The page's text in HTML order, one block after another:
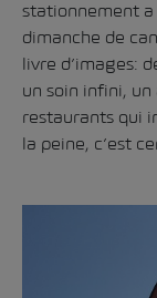
stationnement
dimanche de
livre d’images:
un soin infini,
restaurants qui
la peine, c’est